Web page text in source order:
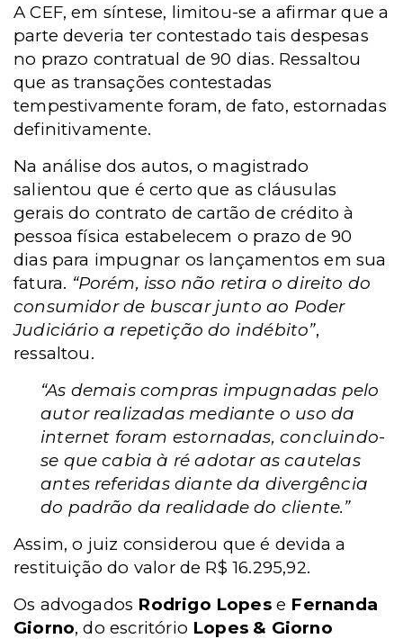
A CEF, em síntese, limitou-se a afirmar que a
parte deveria ter contestado tais despesas
no prazo contratual de 90 dias. Ressaltou
que as transações contestadas
tempestivamente foram, de fato, estornadas
definitivamente.
Na análise dos autos, o magistrado
salientou que é certo que as cláusulas
gerais do contrato de cartão de crédito à
pessoa física estabelecem o prazo de 90
dias para impugnar os lançamentos em sua
fatura. “Porém, isso não retira o direito do
consumidor de buscar junto ao Poder
Judiciário a repetição do indébito”,
ressaltou.
“As demais compras impugnadas pelo
autor realizadas mediante o uso da
internet foram estornadas, concluindo-
se que cabia à ré adotar as cautelas
antes referidas diante da divergência
do padrão da realidade do cliente.”
Assim, o juiz considerou que é devida a
restituição do valor de R$ 16.295,92.
Os advogados Rodrigo Lopese Fernanda
Giorno, do escritório Lopes & Giorno